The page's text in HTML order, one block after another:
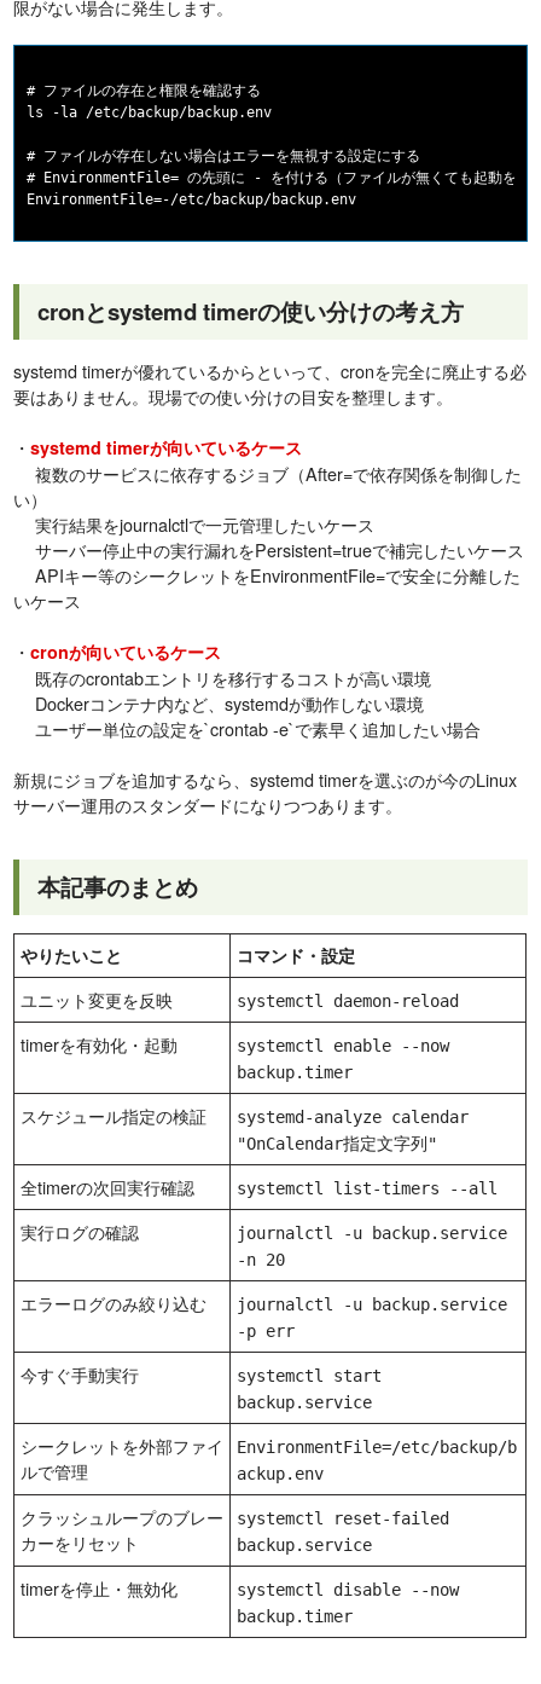
限がない場合に発生します。
# ファイルの存在と権限を確認する
ls -la /etc/backup/backup.env
# ファイルが存在しない場合はエラーを無視する設定にする
# EnvironmentFile= の先頭に - を付ける（ファイルが無くても起動を続
cronとsystemd timerの使い分けの考え方
systemd timerが優れているからといって、cronを完全に廃止する必
要はありません。現場での使い分けの目安を整理します。
・systemd timerが向いているケース
複数のサービスに依存するジョブ（After=で依存関係を制御した
い）
実行結果をjournalctlで一元管理したいケース
サーバー停止中の実行漏れをPersistent=trueで補完したいケース
APIキー等のシークレットをEnvironmentFile=で安全に分離した
いケース
・cronが向いているケース
既存のcrontabエントリを移行するコストが高い環境
Dockerコンテナ内など、systemdが動作しない環境
ユーザー単位の設定を`crontab -e`で素早く追加したい場合
新規にジョブを追加するなら、systemd timerを選ぶのが今のLinux
サーバー運用のスタンダードになりつつあります。
本記事のまとめ
やりたいこと コマンド・設定
ユニット変更を反映 systemctl daemon-reload
timerを有効化・起動
systemctl enable --now
backup.timer
スケジュール指定の検証
systemd-analyze calendar
"OnCalendar指定文字列"
全timerの次回実行確認 systemctl list-timers --all
実行ログの確認
journalctl -u backup.service
-n 20
エラーログのみ絞り込む
journalctl -u backup.service
-p err
今すぐ手動実行
systemctl start
backup.service
シークレットを外部ファイ
ルで管理
EnvironmentFile=/etc/backup/b
ackup.env
クラッシュループのブレー
カーをリセット
systemctl reset-failed
backup.service
timerを停止・無効化
systemctl disable --now
backup.timer